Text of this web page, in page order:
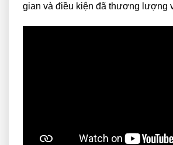
gian và điều kiện đã thương lượng